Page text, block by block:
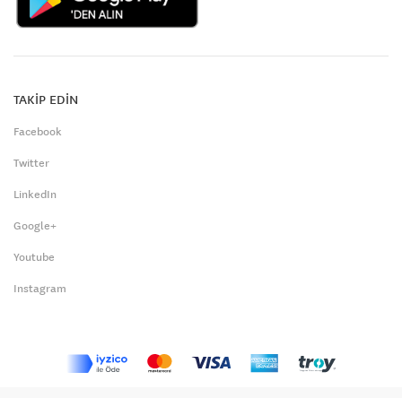
TAKİP EDİN
Facebook
Twitter
LinkedIn
Google+
Youtube
Instagram